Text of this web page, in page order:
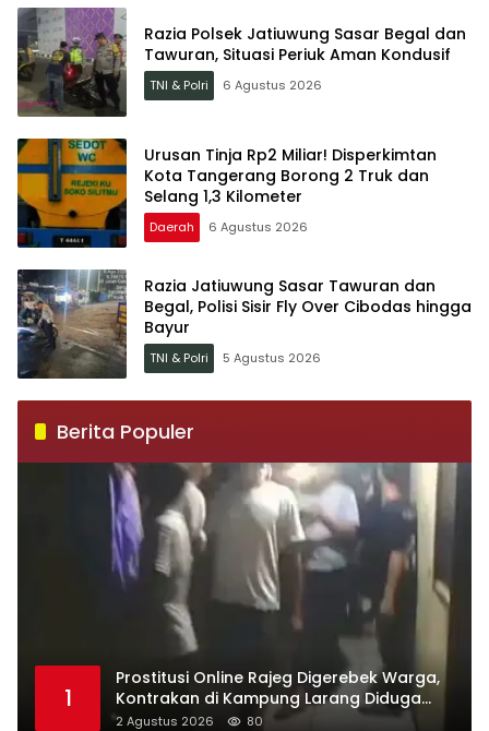
Razia Polsek Jatiuwung Sasar Begal dan
Tawuran, Situasi Periuk Aman Kondusif
TNI & Polri 6 Agustus 2026
Urusan Tinja Rp2 Miliar! Disperkimtan
Kota Tangerang Borong 2 Truk dan
Selang 1,3 Kilometer
Daerah 6 Agustus 2026
Razia Jatiuwung Sasar Tawuran dan
Begal, Polisi Sisir Fly Over Cibodas hingga
Bayur
TNI & Polri 5 Agustus 2026
Berita Populer
1
Prostitusi Online Rajeg Digerebek Warga,
Kontrakan di Kampung Larang Diduga
Jadi Sarang Maksiat
2 Agustus 2026 80